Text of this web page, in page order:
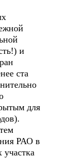
и
ста
для
РАО в